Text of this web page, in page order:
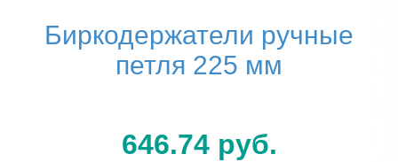
Биркодержатели ручные
петля 225 мм
646.74руб.